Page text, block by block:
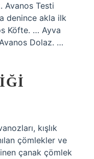
Avanos Testi
denince akla ilk
Köfte. … Ayva
Dolaz. …
kışlık
çömlekler ve
çanak çömlek